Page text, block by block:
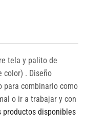
tela y palito de
color) . Diseño
combinarlo como
o ir a trabajar y con
productos disponibles